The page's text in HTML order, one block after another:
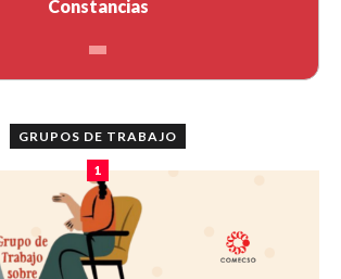
Constancias
GRUPOS DE TRABAJO
1